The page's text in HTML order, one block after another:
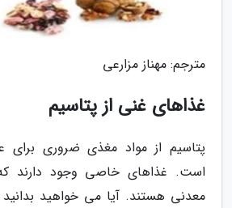
مترجم: مهناز مزارعی
غذاهای غنی از پتاسیم
پتاسیم از مواد مغذی ضروری برای
است. غذاهای خاصی وجود دارند
معدنی هستند. آیا می خواهید